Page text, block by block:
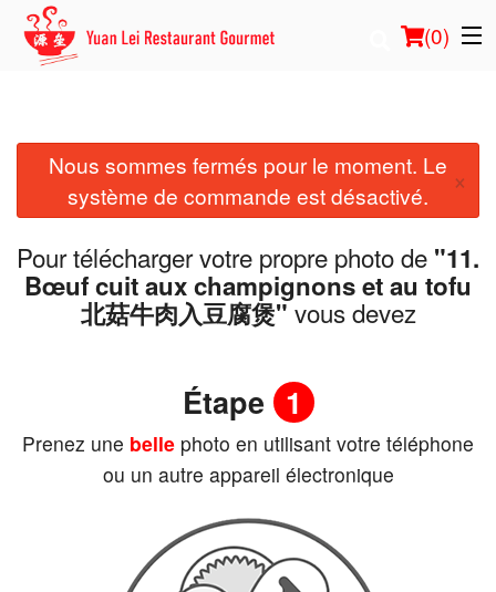
(0)
Commander en ligne
Emplacement
Français
Connection
Panier (0)
Nous sommes fermés pour le moment. Le
système de commande est désactivé.
×
Pour télécharger votre propre photo de "11.
Bœuf cuit aux champignons et au tofu
北菇牛肉入豆腐煲"vous devez
Étape 1
Prenez une belle photo en utilisant votre téléphone
ou un autre appareil électronique